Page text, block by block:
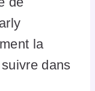
la
dans